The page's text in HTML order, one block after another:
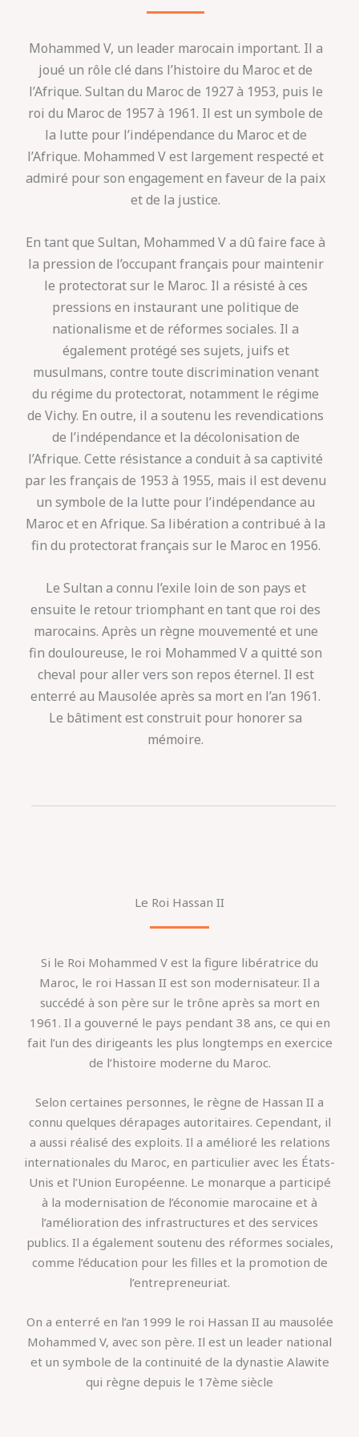
Mohammed V, un leader marocain important. Il a
joué un rôle clé dans l’histoire du Maroc et de
l’Afrique. Sultan du Maroc de 1927 à 1953, puis le
roi du Maroc de 1957 à 1961. Il est un symbole de
la lutte pour l’indépendance du Maroc et de
l’Afrique. Mohammed V est largement respecté et
admiré pour son engagement en faveur de la paix
et de la justice.
En tant que Sultan, Mohammed V a dû faire face à
la pression de l’occupant français pour maintenir
le protectorat sur le Maroc. Il a résisté à ces
pressions en instaurant une politique de
nationalisme et de réformes sociales. Il a
également protégé ses sujets, juifs et
musulmans, contre toute discrimination venant
du régime du protectorat, notamment le régime
de Vichy. En outre, il a soutenu les revendications
de l’indépendance et la décolonisation de
l’Afrique. Cette résistance a conduit à sa captivité
par les français de 1953 à 1955, mais il est devenu
un symbole de la lutte pour l’indépendance au
Maroc et en Afrique. Sa libération a contribué à la
fin du protectorat français sur le Maroc en 1956.
Le Sultan a connu l’exile loin de son pays et
ensuite le retour triomphant en tant que roi des
marocains. Après un règne mouvementé et une
fin douloureuse, le roi Mohammed V a quitté son
cheval pour aller vers son repos éternel. Il est
enterré au Mausolée après sa mort en l’an 1961.
Le bâtiment est construit pour honorer sa
mémoire.
Le Roi Hassan II
Si le Roi Mohammed V est la figure libératrice du
Maroc, le roi Hassan II est son modernisateur. Il a
succédé à son père sur le trône après sa mort en
1961. Il a gouverné le pays pendant 38 ans, ce qui en
fait l’un des dirigeants les plus longtemps en exercice
de l’histoire moderne du Maroc.
Selon certaines personnes, le règne de Hassan II a
connu quelques dérapages autoritaires. Cependant, il
a aussi réalisé des exploits. Il a amélioré les relations
internationales du Maroc, en particulier avec les États-
Unis et l’Union Européenne. Le monarque a participé
à la modernisation de l’économie marocaine et à
l’amélioration des infrastructures et des services
publics. Il a également soutenu des réformes sociales,
comme l’éducation pour les filles et la promotion de
l’entrepreneuriat.
On a enterré en l’an 1999 le roi Hassan II au mausolée
Mohammed V, avec son père. Il est un leader national
et un symbole de la continuité de la dynastie Alawite
qui règne depuis le 17ème siècle